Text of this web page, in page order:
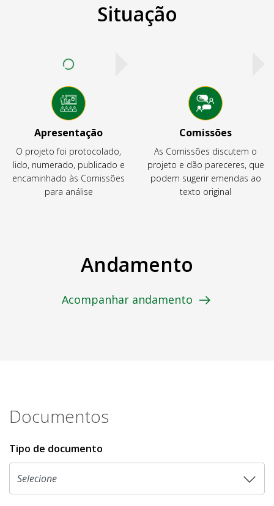
Situação
Apresentação
O projeto foi protocolado,
lido, numerado, publicado e
encaminhado às Comissões
para análise
Comissões
As Comissões discutem o
projeto e dão pareceres, que
podem sugerir emendas ao
texto original
Andamento
Acompanhar andamento
Documentos
Tipo de documento